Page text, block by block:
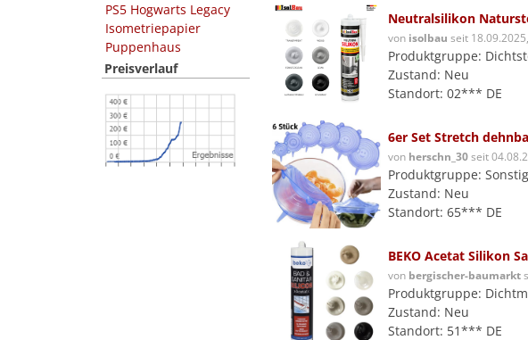
PS5 Hogwarts Legacy
Isometriepapier
Puppenhaus
Preisverlauf
Neutralsilikon
von isolbau seit
Produktgruppe:
Zustand: Neu
Standort: 02*** DE
6er Set Stretch
von herschn_30seit
Produktgruppe:
Zustand: Neu
Standort: 65*** DE
BEKO Acetat Silikon
von bergischer-baumarkt
Produktgruppe:
Zustand: Neu
Standort: 51*** DE